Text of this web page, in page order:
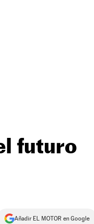
futuro
Añadir EL MOTOR en Google